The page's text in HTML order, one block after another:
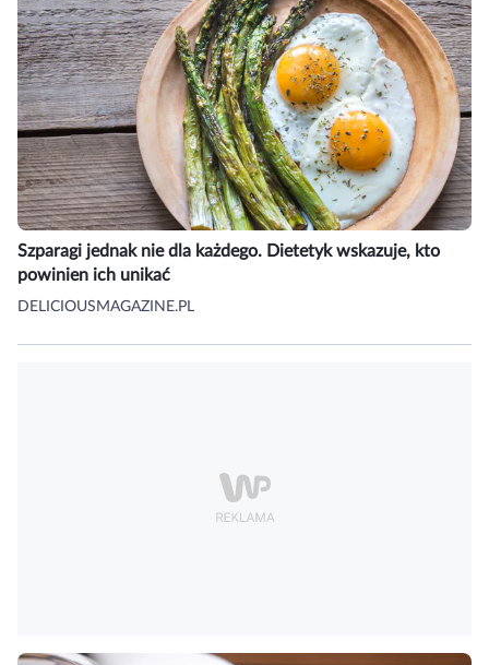
Szparagi jednak nie dla każdego. Dietetyk wskazuje, kto
powinien ich unikać
DELICIOUSMAGAZINE.PL